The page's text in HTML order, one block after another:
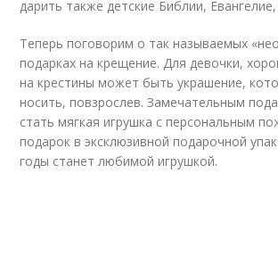
дарить также детские Библии,
Теперь поговорим о так называемых
подарках на крещение. Для девочки,
на крестины может быть украшение,
носить, повзрослев. Замечательным
стать мягкая игрушка с персональным
подарок в эксклюзивной подарочной
годы станет любимой игрушкой.